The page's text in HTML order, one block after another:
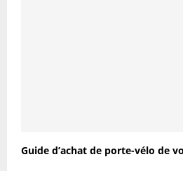
Guide d’achat de porte-vélo de